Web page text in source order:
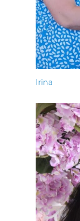
Irina